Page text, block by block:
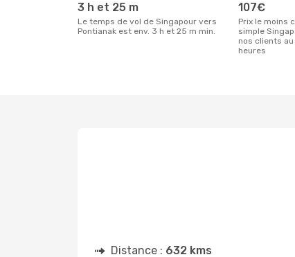
3 h et 25 m
Le temps de vol de Singapour vers
Pontianak est env. 3 h et 25 m min.
107€
Prix le moins cher pour un billet aller
simple
nos clients
heures
Distance : 632 kms